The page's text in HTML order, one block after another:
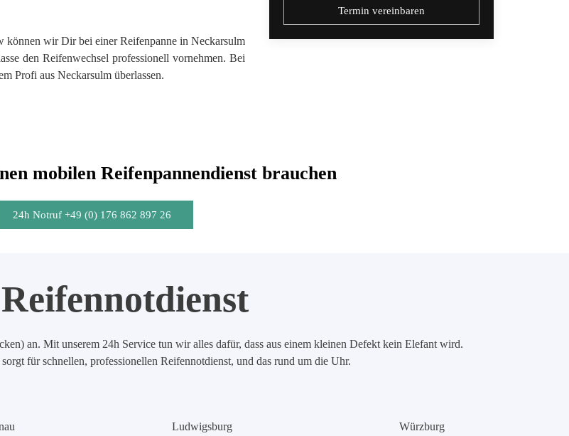
wir Dir bei einer Reifenpanne in Neckarsulm
den Reifenwechsel professionell vornehmen. Bei
Profi aus Neckarsulm überlassen.
Termin vereinbaren
mobilen Reifenpannendienst brauchen
24h Notruf +49 (0) 176 862 897 26
an. Mit unserem 24h Service tun wir alles dafür, dass aus einem kleinen Defekt kein Elefant wird.
für schnellen, professionellen Reifennotdienst, und das rund um die Uhr.
Ludwigsburg
Würzburg